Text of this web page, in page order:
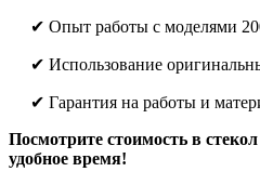
✔ Опыт работы с моделями
✔ Использование
✔ Гарантия на работы и
Посмотрите стоимость в
удобное время!